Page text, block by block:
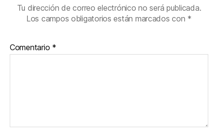
Tu dirección de correo electrónico no será publicada.
Los campos obligatorios están marcados con *
Comentario *